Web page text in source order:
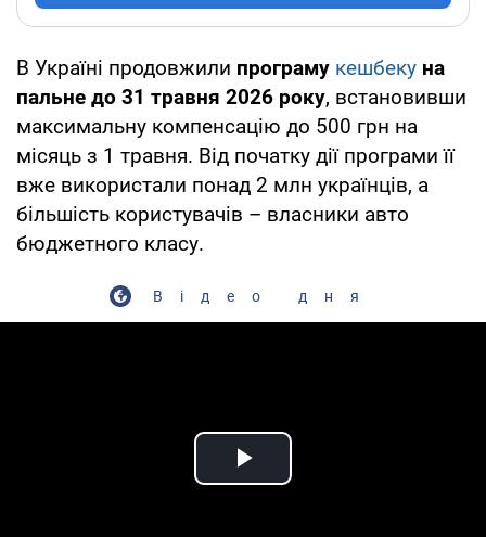
В Україні продовжили програму кешбеку на
пальне до 31 травня 2026 року, встановивши
максимальну компенсацію до 500 грн на
місяць з 1 травня. Від початку дії програми її
вже використали понад 2 млн українців, а
більшість користувачів – власники авто
бюджетного класу.
Відео дня
Play Video